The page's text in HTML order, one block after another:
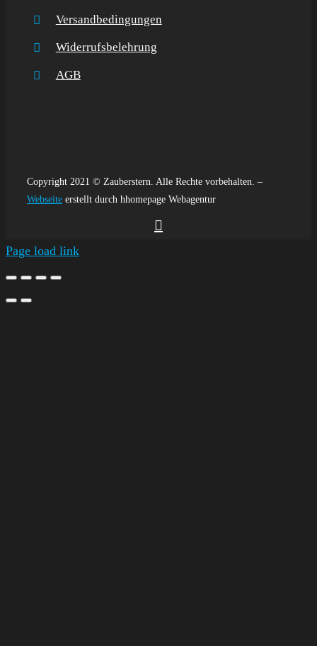
Versandbedingungen
Widerrufsbelehrung
AGB
Copyright 2021 © Zauberstern. Alle Rechte vorbehalten. –
Webseiteerstellt durch hhomepage Webagentur
Page load link